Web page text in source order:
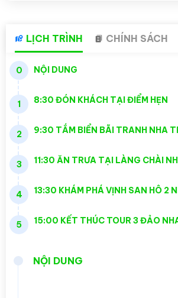
LỊCH TRÌNH CHÍNH SÁCH
0 NỘI DUNG
1 8:30 ĐÓN KHÁCH TẠI ĐIỂM HẸN
2 9:30 TẮM BIỂN BÃI TRANH NHA
3 11:30 ĂN TRƯA TẠI LÀNG CHÀI
4 13:30 KHÁM PHÁ VỊNH SAN HÔ 2
5 15:00 KẾT THÚC TOUR 3 ĐẢO
NỘI DUNG